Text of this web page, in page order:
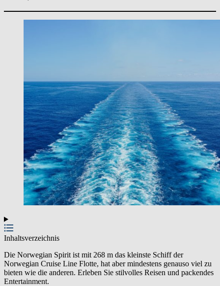
Inhaltsverzeichnis
Die Norwegian Spirit ist mit 268 m das kleinste Schiff der
Norwegian Cruise Line Flotte, hat aber mindestens genauso viel zu
bieten wie die anderen. Erleben Sie stilvolles Reisen und packendes
Entertainment.